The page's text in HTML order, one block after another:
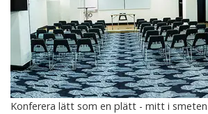
Konferera lätt som en plätt - mitt i